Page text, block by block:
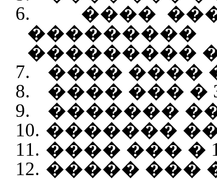
6.
����
���������
7.
���� ����
8.
���� ��� �
9.
�������
10. �������
11. ���� ��� �
12. ����� ���